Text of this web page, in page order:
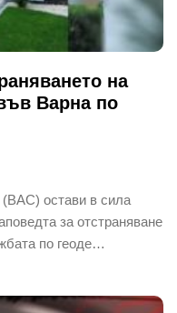
на
Варна по
(ВАС) остави в сила
за отстраняване
по геоде…